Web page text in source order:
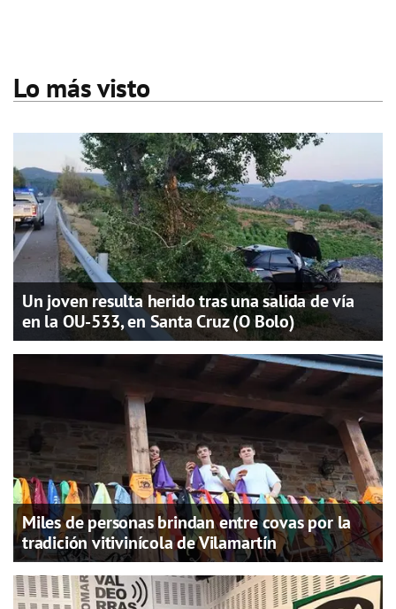
Lo más visto
Un joven resulta herido tras una salida de vía
en la OU-533, en Santa Cruz (O Bolo)
Miles de personas brindan entre covas por la
tradición vitivinícola de Vilamartín